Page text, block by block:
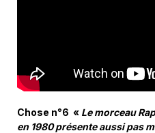
Chose n°6 « Le morceau
en 1980 présente aussi pas